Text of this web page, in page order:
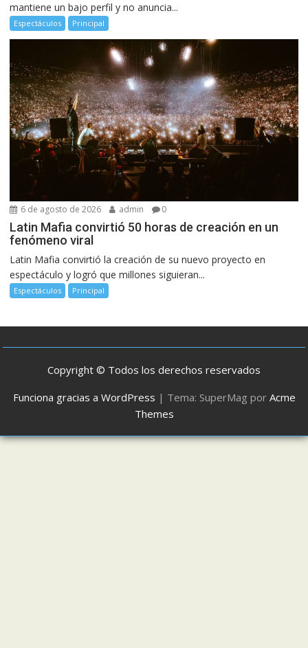
mantiene un bajo perfil y no anuncia...
Espectáculos Principal
6 de agosto de 2026 admin 0
Latin Mafia convirtió 50 horas de creación en un
fenómeno viral
Latin Mafia convirtió la creación de su nuevo proyecto en
espectáculo y logró que millones siguieran...
Espectáculos Principal
Copyright © Todos los derechos reservados
Funciona gracias a WordPress | Tema: SuperMag por Acme
Themes